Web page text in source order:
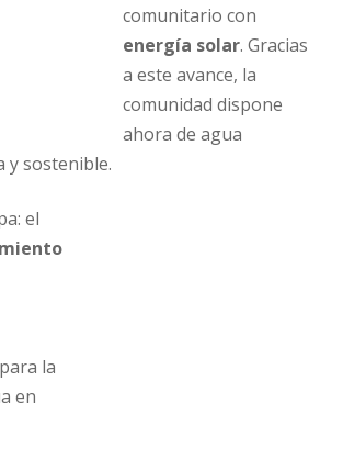
comunitario con
energía solar. Gracias
a este avance, la
comunidad dispone
ahora de agua
y sostenible.
el
la
en